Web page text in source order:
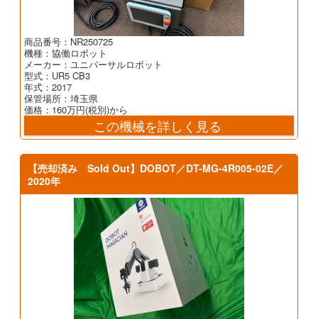
商品番号：NR250725
機種：協働ロボット
メーカー：ユニバーサルロボット
型式：UR5 CB3
年式：2017
保管場所：埼玉県
価格：160万円(税別)から
この機械を詳しく見る
【売却済み Sold Out】DOBOT／DT-MG-4R005-02E／
2020年